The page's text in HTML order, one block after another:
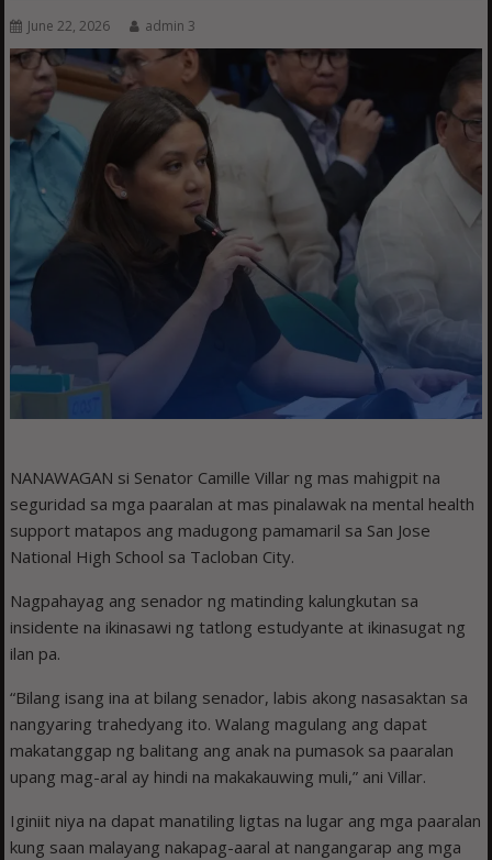
June 22, 2026 admin 3
NANAWAGAN si Senator Camille Villar ng mas mahigpit na
seguridad sa mga paaralan at mas pinalawak na mental health
support matapos ang madugong pamamaril sa San Jose
National High School sa Tacloban City.
Nagpahayag ang senador ng matinding kalungkutan sa
insidente na ikinasawi ng tatlong estudyante at ikinasugat ng
ilan pa.
“Bilang isang ina at bilang senador, labis akong nasasaktan sa
nangyaring trahedyang ito. Walang magulang ang dapat
makatanggap ng balitang ang anak na pumasok sa paaralan
upang mag-aral ay hindi na makakauwing muli,” ani Villar.
Iginiit niya na dapat manatiling ligtas na lugar ang mga paaralan
kung saan malayang nakapag-aaral at nangangarap ang mga